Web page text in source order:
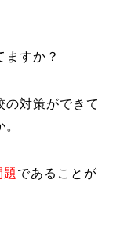
ますか？
の対策ができて
であることが